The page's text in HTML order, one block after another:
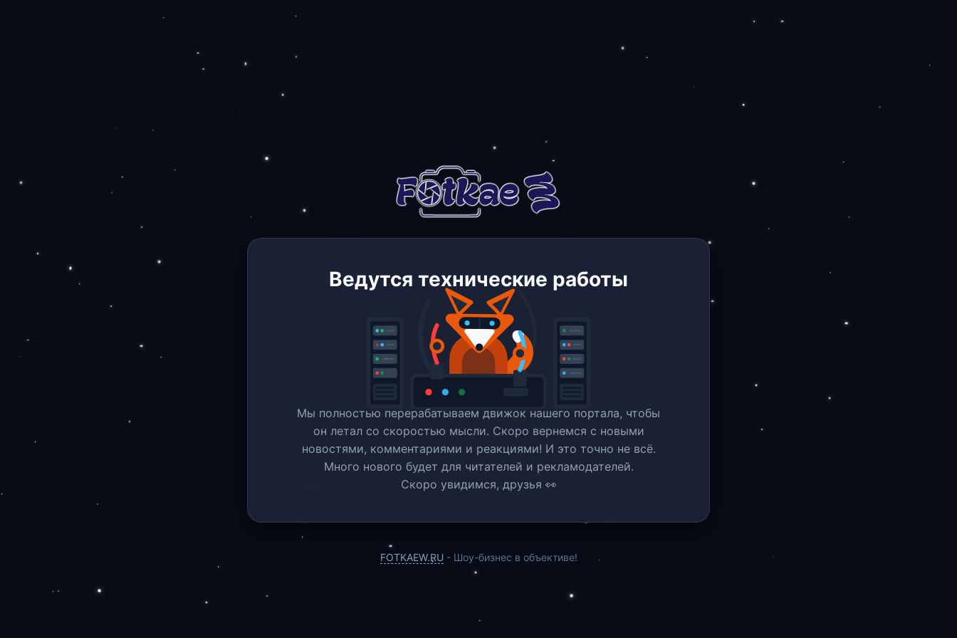
Ведутся технические работы
Мы полностью перерабатываем движок нашего портала, чтобы
он летал со скоростью мысли. Скоро вернемся c новыми
новостями, комментариями и реакциями! И это точно не всё.
Много нового будет для читателей и рекламодателей.
Скоро увидимся, друзья 👀
FOTKAEW.RU - Шоу-бизнес в объективе!